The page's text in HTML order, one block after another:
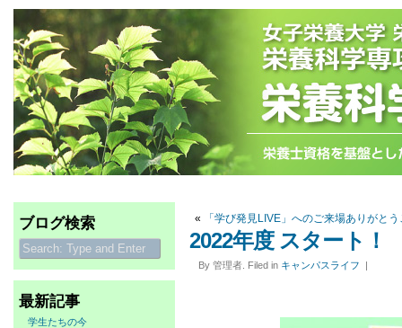
ブログ検索
最新記事
学生たちの今
« 「学び発見LIVE」へのご来場ありがと
2022年度 スタート！
By 管理者. Filed in キャンパスライフ |